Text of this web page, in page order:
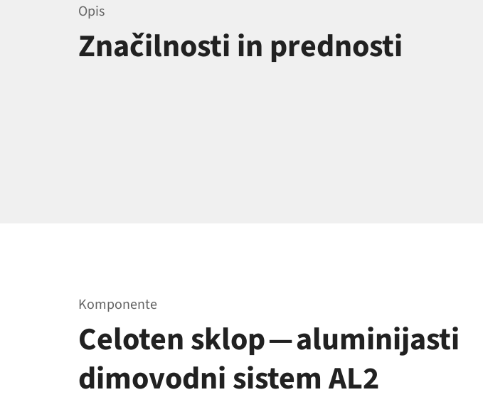
Opis
Značilnosti in prednosti
Komponente
Celoten sklop — aluminijasti
dimovodni sistem AL2